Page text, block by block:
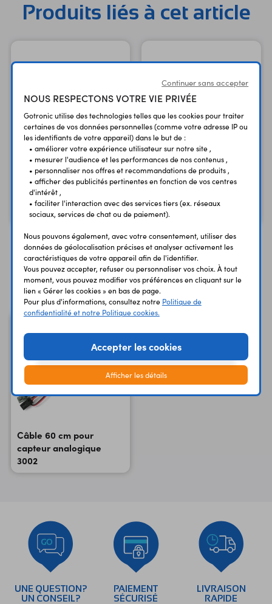
Produits liés à cet article
Interface 8/8/8 + hub
1019
137,50 €
114,58 € Code : 25444
Interface 8/8/8 + hub
SBC1073
142,04 € Code : 25445
Vous avez déja consulté
Câble 60 cm pour
capteur analogique
3002
UNE QUESTION?
UN CONSEIL?
PAIEMENT
SÉCURISÉ
LIVRAISON
RAPIDE
Continuer sans accepter
NOUS RESPECTONS VOTRE VIE PRIVÉE
Gotronic utilise des technologies telles que les cookies pour traiter
certaines de vos données personnelles (comme votre adresse IP ou
les identifiants de votre appareil) dans le but de :
• améliorer votre expérience utilisateur sur notre site ,
• mesurer l'audience et les performances de nos contenus ,
• personnaliser nos offres et recommandations de produits ,
• afficher des publicités pertinentes en fonction de vos centres
d'intérêt ,
• faciliter l'interaction avec des services tiers (ex. réseaux
sociaux, services de chat ou de paiement).
Nous pouvons également, avec votre consentement, utiliser des
données de géolocalisation précises et analyser activement les
caractéristiques de votre appareil afin de l'identifier.
Vous pouvez accepter, refuser ou personnaliser vos choix. À tout
moment, vous pouvez modifier vos préférences en cliquant sur le
lien « Gérer les cookies » en bas de page.
Pour plus d'informations, consultez notre Politique de
confidentialité et notre Politique cookies.
Accepter les cookies
Afficher les détails